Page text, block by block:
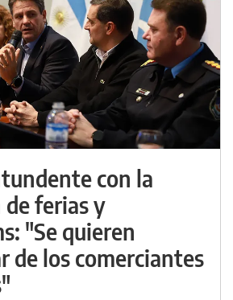
con la
ferias y
"Se quieren
de los comerciantes